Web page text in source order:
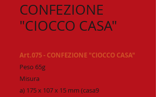
CONFEZIONE
"CIOCCO CASA"
Art.075 - CONFEZIONE "CIOCCO CASA"
Peso 65g
Misura
a) 175 x 107 x 15 mm (casa9